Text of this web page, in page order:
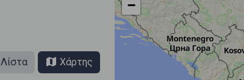
Λίστα Χάρτης
−